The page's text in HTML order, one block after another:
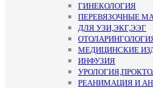
ГИНЕКОЛОГИЯ
ПЕРЕВЯЗОЧНЫЕ
ДЛЯ УЗИ,ЭКГ,ЭЭГ
МЕДИЦИНСКИЕ
ИНФУЗИЯ
РЕАНИМАЦИЯ И